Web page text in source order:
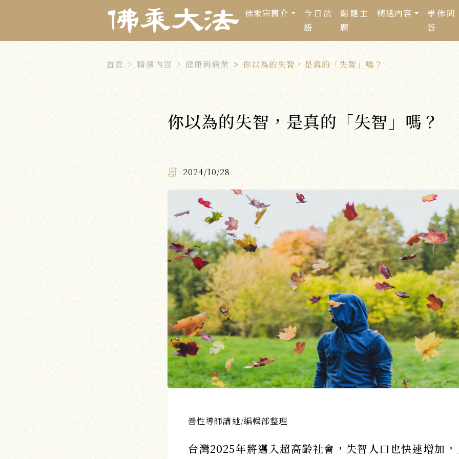
佛乘宗簡介
今日法
語
關鍵主
題
精選內容
學佛問
答
首頁 精選內容 健康與病業 你以為的失智，是真的「失智」嗎？
你以為的失智，是真的「失智」嗎？
2024/10/28
善性導師講述/編輯部整理
台灣2025年將邁入超高齡社會，失智人口也快速增加